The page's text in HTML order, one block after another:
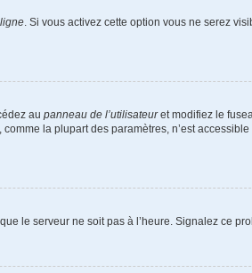
. Si vous activez cette option vous ne serez
au panneau de l’utilisateuret modifiez le
la plupart des paramètres, n’est
le serveur ne soit pas à l’heure. Signalez ce